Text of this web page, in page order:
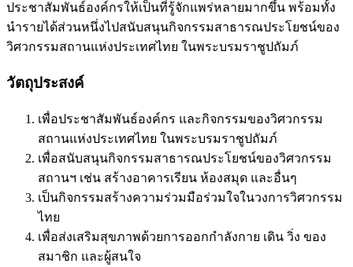
ประชาสัมพันธ์องค์กรให้เป็นที่รู้จักแพร่หลายมากขึ้น พร้อมทั้ง
นำรายได้ส่วนหนึ่งไปสนับสนุนกิจกรรมสาธารณประโยชน์ของ
วิศวกรรมสถานแห่งประเทศไทย ในพระบรมราชูปถัมภ์
วัตถุประสงค์
เพื่อประชาสัมพันธ์องค์กร และกิจกรรมของวิศวกรรม
สถานแห่งประเทศไทย ในพระบรมราชูปถัมภ์
เพื่อสนับสนุนกิจกรรมสาธารณประโยชน์ของวิศวกรรม
สถานฯ เช่น สร้างอาคารเรียน ห้องสมุด และอื่นๆ
เป็นกิจกรรมสร้างความร่วมมือร่วมใจในวงการวิศวกรรม
ไทย
เพื่อส่งเสริมสุขภาพด้วยการออกกำลังกาย เดิน วิ่ง ของ
สมาชิก และผู้สนใจ